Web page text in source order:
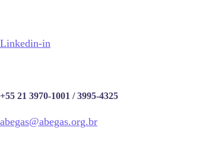
Linkedin-in
+55 21 3970-1001 / 3995-4325
abegas@abegas.org.br